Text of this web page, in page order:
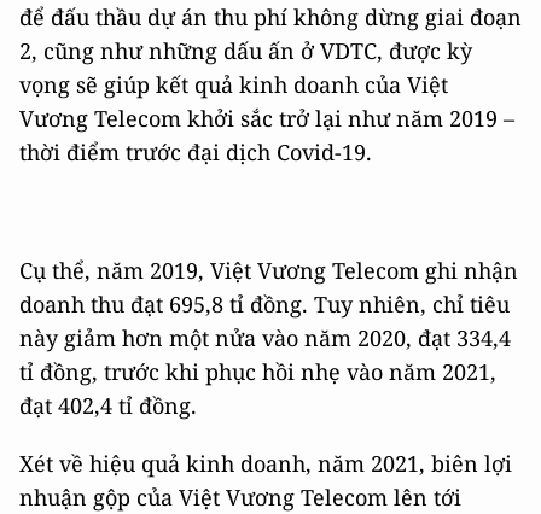
để đấu thầu dự án thu phí không dừng giai đoạn
2, cũng như những dấu ấn ở VDTC, được kỳ
vọng sẽ giúp kết quả kinh doanh của Việt
Vương Telecom khởi sắc trở lại như năm 2019 –
thời điểm trước đại dịch Covid-19.
Cụ thể, năm 2019, Việt Vương Telecom ghi nhận
doanh thu đạt 695,8 tỉ đồng. Tuy nhiên, chỉ tiêu
này giảm hơn một nửa vào năm 2020, đạt 334,4
tỉ đồng, trước khi phục hồi nhẹ vào năm 2021,
đạt 402,4 tỉ đồng.
Xét về hiệu quả kinh doanh, năm 2021, biên lợi
nhuận gộp của Việt Vương Telecom lên tới